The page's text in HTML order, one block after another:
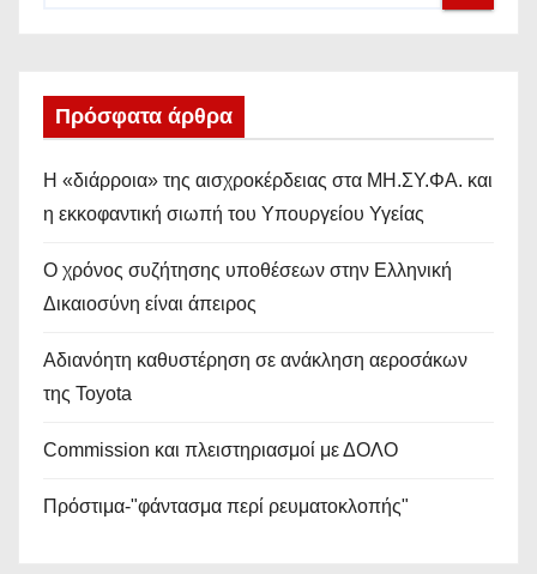
Πρόσφατα άρθρα
Η «διάρροια» της αισχροκέρδειας στα ΜΗ.ΣΥ.ΦΑ. και
η εκκοφαντική σιωπή του Υπουργείου Υγείας
Ο χρόνος συζήτησης υποθέσεων στην Ελληνική
Δικαιοσύνη είναι άπειρος
Αδιανόητη καθυστέρηση σε ανάκληση αεροσάκων
της Toyota
Commission και πλειστηριασμοί με ΔΟΛΟ
Πρόστιμα-"φάντασμα περί ρευματοκλοπής"